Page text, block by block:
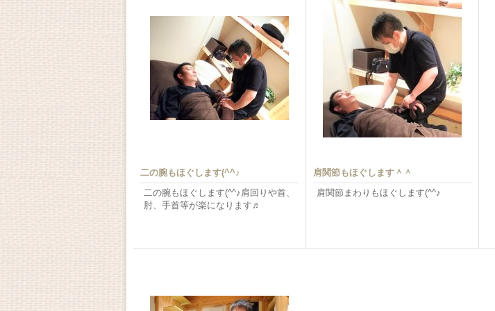
二の腕もほぐします(^^♪
二の腕もほぐします(^^♪肩回りや首、
肘、手首等が楽になります♬
肩関節もほぐします＾＾
肩関節まわりもほぐします(^^♪